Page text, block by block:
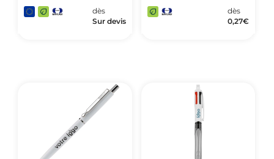
dès
Sur devis
dès
0,27€